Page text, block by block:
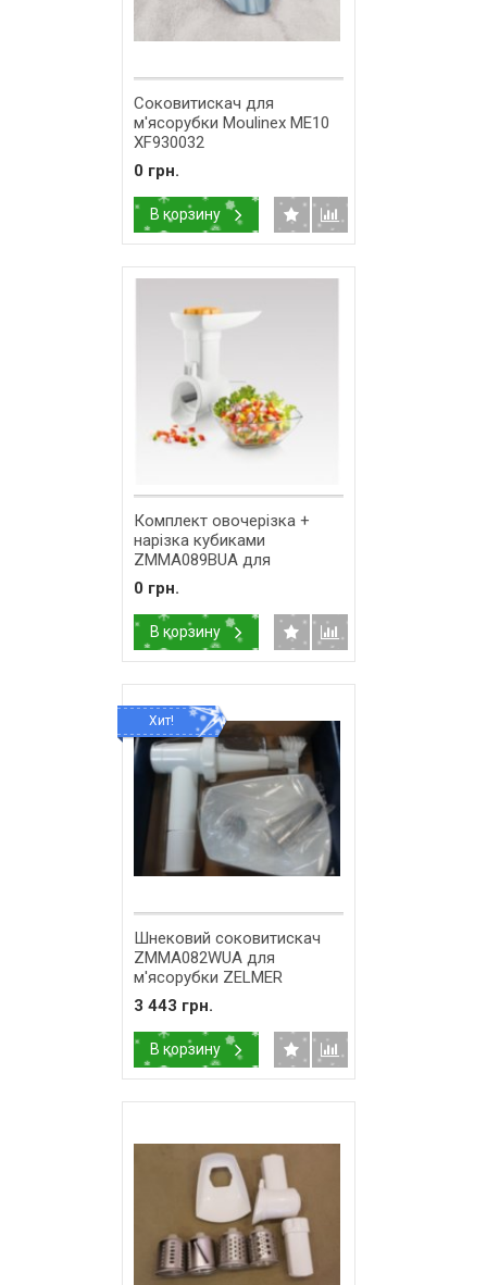
Соковитискач для
м'ясорубки Moulinex ME10
XF930032
0 грн.
В корзину
Комплект овочерізка +
нарізка кубиками
ZMMA089BUA для
м'ясорубки Zelmer MMA001
578118
0 грн.
В корзину
Хит!
Шнековий соковитискач
ZMMA082WUA для
м'ясорубки ZELMER
986.9000 (11002217)
3 443 грн.
В корзину